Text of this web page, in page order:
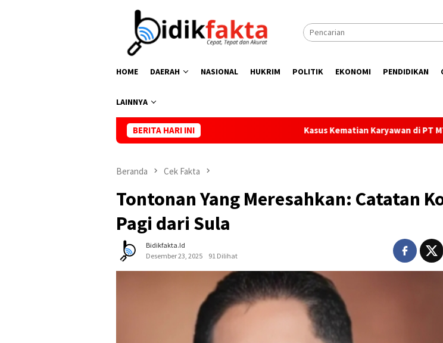
HOME DAERAH NASIONAL HUKRIM POLITIK EKONOMI PENDIDIKAN
LAINNYA
BERITA HARI INI Kasus Kematian Karyawan di PT MTP, Kapolres Sula,
Beranda Cek Fakta
Tontonan Yang Meresahkan: Catatan
Pagi dari Sula
Bidikfakta.id
Desember 23, 2025
91 Dilihat